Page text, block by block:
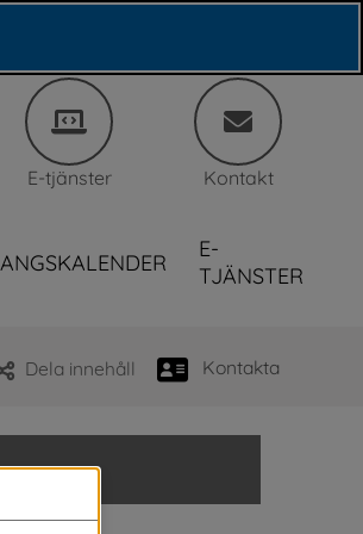
E-tjänster Kontakt
E-
TJÄNSTER
Dela innehåll Kontakta